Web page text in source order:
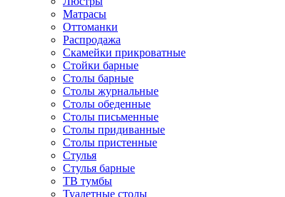
Матрасы
Оттоманки
Распродажа
Скамейки прикроватные
Стойки барные
Столы барные
Столы журнальные
Столы обеденные
Столы письменные
Столы придиванные
Столы пристенные
Стулья
Стулья барные
ТВ тумбы
Туалетные столы